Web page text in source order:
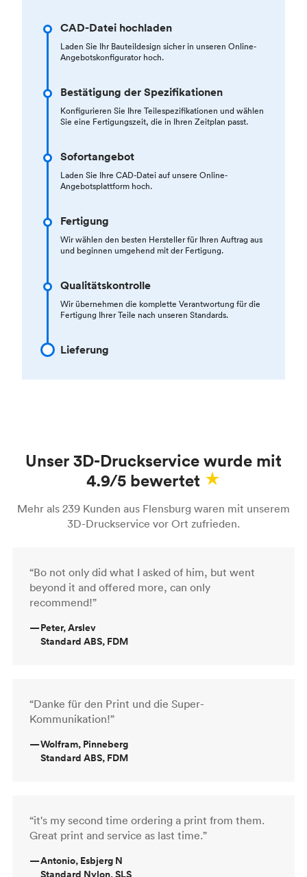
CAD-Datei hochladen
Laden Sie Ihr Bauteildesign sicher in unseren Online-
Angebotskonfigurator hoch.
Bestätigung der Spezifikationen
Konfigurieren Sie Ihre Teilespezifikationen und wählen
Sie eine Fertigungszeit, die in Ihren Zeitplan passt.
Sofortangebot
Laden Sie Ihre CAD-Datei auf unsere Online-
Angebotsplattform hoch.
Fertigung
Wir wählen den besten Hersteller für Ihren Auftrag aus
und beginnen umgehend mit der Fertigung.
Qualitätskontrolle
Wir übernehmen die komplette Verantwortung für die
Fertigung Ihrer Teile nach unseren Standards.
Lieferung
Unser 3D-Druckservice wurde mit
4.9/5 bewertet
Mehr als 239 Kunden aus Flensburg waren mit unserem
3D-Druckservice vor Ort zufrieden.
“Bo not only did what I asked of him, but went
beyond it and offered more, can only
recommend!”
—Peter, Arslev
Standard ABS, FDM
“Danke für den Print und die Super-
Kommunikation!”
—Wolfram, Pinneberg
Standard ABS, FDM
“it's my second time ordering a print from them.
Great print and service as last time.”
—Antonio, Esbjerg N
Standard Nylon, SLS